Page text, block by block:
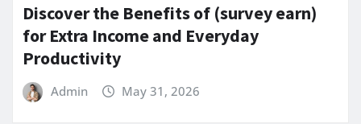
Discover the Benefits of (survey earn)
for Extra Income and Everyday
Productivity
Admin May 31, 2026